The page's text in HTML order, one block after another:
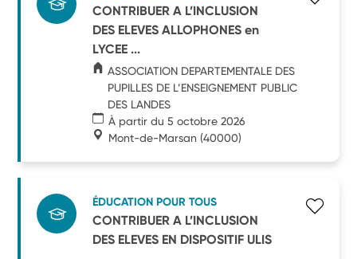
CONTRIBUER A L’INCLUSION
DES ELEVES ALLOPHONES en
LYCEE ...
ASSOCIATION DEPARTEMENTALE DES
PUPILLES DE L’ENSEIGNEMENT PUBLIC
DES LANDES
À partir du 5 octobre 2026
Mont-de-Marsan (40000)
ÉDUCATION POUR TOUS
CONTRIBUER A L’INCLUSION
DES ELEVES EN DISPOSITIF ULIS